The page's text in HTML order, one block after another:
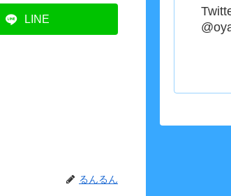
LINE
るんるん